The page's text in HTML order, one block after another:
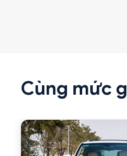
Cùng mức